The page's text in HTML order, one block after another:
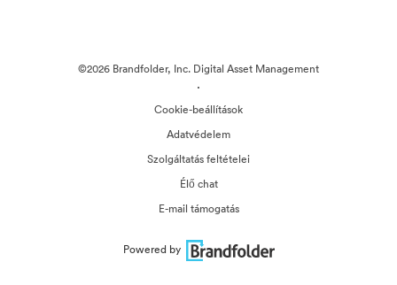
©2026 Brandfolder, Inc. Digital Asset Management
·
Cookie-beállítások
Adatvédelem
Szolgáltatás feltételei
Élő chat
E-mail támogatás
Powered by